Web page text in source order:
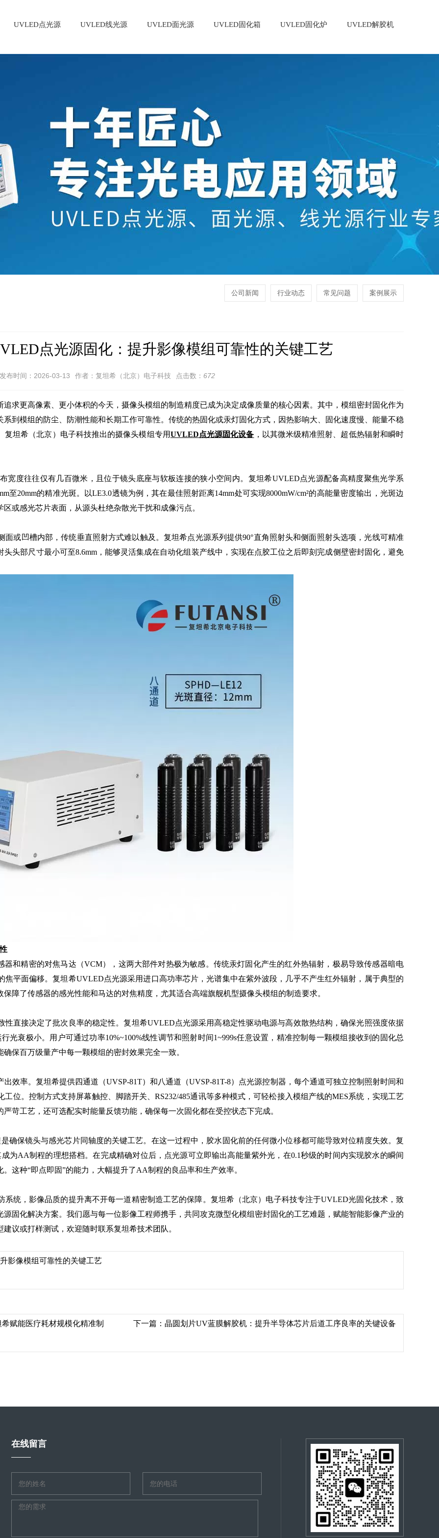
UVLED点光源 UVLED线光源 UVLED面光源 UVLED固化箱 UVLED固化炉 UVLED解胶机
公司新闻 行业动态 常见问题 案例展示
点光源固化：提升影像模组可靠性的关键工艺
发布时间：2026-03-13 作者：复坦希（北京）电子科技 点击数： 672
更高像素、更小体积的今天，摄像头模组的制造精度已成为决定成像质量的核心因素。其中，模组密封固化作为
到模组的防尘、防潮性能和长期工作可靠性。传统的热固化或汞灯固化方式，因热影响大、固化速度慢、能量不稳
坦希（北京）电子科技推出的摄像头模组专用UVLED点光源固化设备 ，以其微米级精准照射、超低热辐射和瞬时
往往仅有几百微米，且位于镜头底座与软板连接的狭小空间内。复坦希UVLED点光源配备高精度聚焦光学系
至20mm的精准光斑。以LE3.0透镜为例，其在最佳照射距离14mm处可实现8000mW/cm²的高能量密度输出，光斑边
或感光芯片表面，从源头杜绝杂散光干扰和成像污点。
凹槽内部，传统垂直照射方式难以触及。复坦希点光源系列提供90°直角照射头和侧面照射头选项，光线可精准
头部尺寸最小可至8.6mm，能够灵活集成在自动化组装产线中，实现在点胶工位之后即刻完成侧壁密封固化，避免
精密的对焦马达（VCM），这两大部件对热极为敏感。传统汞灯固化产生的红外热辐射，极易导致传感器暗电
平面偏移。复坦希UVLED点光源采用进口高功率芯片，光谱集中在紫外波段，几乎不产生红外辐射，属于典型的
障了传感器的感光性能和马达的对焦精度，尤其适合高端旗舰机型摄像头模组的制造要求。
接决定了批次良率的稳定性。复坦希UVLED点光源采用高稳定性驱动电源与高效散热结构，确保光照强度依据
光衰极小。用户可通过功率10%~100%线性调节和照射时间1~999s任意设置，精准控制每一颗模组接收到的固化总
保百万级量产中每一颗模组的密封效果完全一致。
率。复坦希提供四通道（UVSP-81T）和八通道（UVSP-81T-8）点光源控制器，每个通道可独立控制照射时间和
位。控制方式支持屏幕触控、脚踏开关、RS232/485通讯等多种模式，可轻松接入模组产线的MES系统，实现工艺
苛工艺，还可选配实时能量反馈功能，确保每一次固化都在受控状态下完成。
镜头与感光芯片同轴度的关键工艺。在这一过程中，胶水固化前的任何微小位移都可能导致对位精度失效。复
为AA制程的理想搭档。在完成精确对位后，点光源可立即输出高能量紫外光，在0.1秒级的时间内实现胶水的瞬间
这种“即点即固”的能力，大幅提升了AA制程的良品率和生产效率。
，影像品质的提升离不开每一道精密制造工艺的保障。复坦希（北京）电子科技专注于UVLED光固化技术，致
固化解决方案。我们愿与每一位影像工程师携手，共同攻克微型化模组密封固化的工艺难题，赋能智能影像产业的
议或打样测试，欢迎随时联系复坦希技术团队。
影像模组可靠性的关键工艺
赋能医疗耗材规模化精准制 下一篇： 晶圆划片UV蓝膜解胶机：提升半导体芯片后道工序良率的关键设备
在线留言